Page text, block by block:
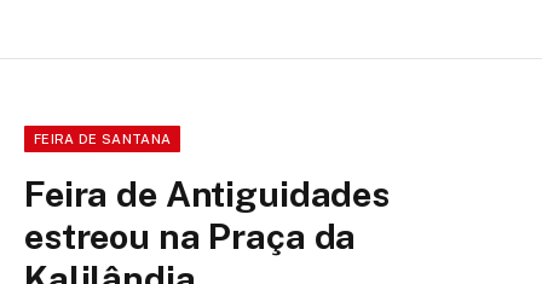
FEIRA DE SANTANA
Feira de Antiguidades
estreou na Praça da